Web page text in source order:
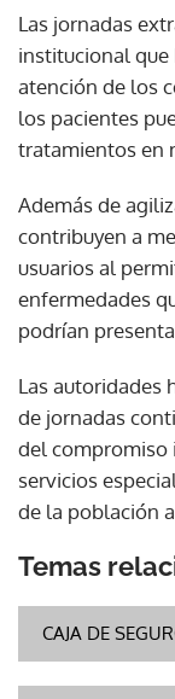
Las jornadas
institucional que
atención de los
los pacientes
tratamientos en
Además de
contribuyen a
usuarios al
enfermedades
podrían
Las autoridades
de jornadas
del compromiso
servicios
de la población
Temas
CAJA DE